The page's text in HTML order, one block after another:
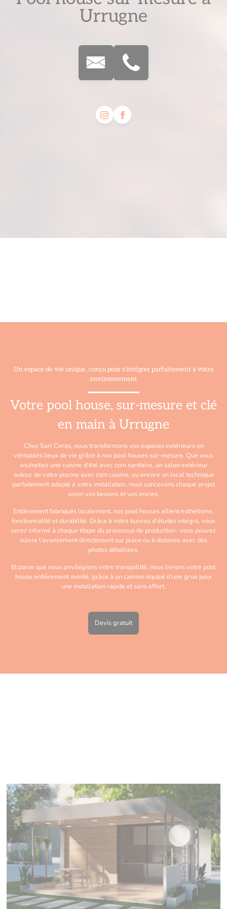
Urrugne
Un espace de vie unique, conçu pour s'intégrer parfaitement à votre
environnement
Votre pool house, sur-mesure et clé
en main à Urrugne
Chez Sarl Ceros, nous transformons vos espaces extérieurs en
véritables lieux de vie grâce à nos pool houses sur-mesure. Que vous
souhaitiez une cuisine d’été avec coin sanitaire, un salon extérieur
autour de votre piscine avec coin cuisine, ou encore un local technique
parfaitement adapté à votre installation, nous concevons chaque projet
selon vos besoins et vos envies.
Entièrement fabriqués localement, nos pool houses allient esthétisme,
fonctionnalité et durabilité. Grâce à notre bureau d’études intégré, vous
serez informé à chaque étape du processus de production : vous pouvez
suivre l’avancement directement sur place ou à distance avec des
photos détaillées.
Et parce que nous privilégions votre tranquillité, nous livrons votre pool
house entièrement monté, grâce à un camion équipé d’une grue pour
une installation rapide et sans effort.
Devis gratuit